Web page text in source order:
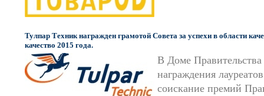
Тулпар Техник награжден грамотой Совета за успехи в области
качество 2015 года.
В Доме Правительства
награждения
соискание премий